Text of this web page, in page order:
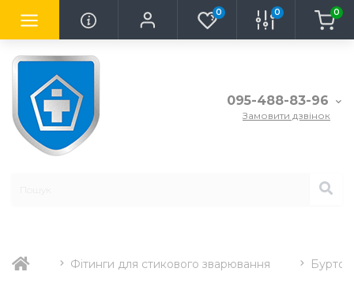
0 0 0
095-488-83-96
Замовити дзвінок
Фітинги для стикового зварювання